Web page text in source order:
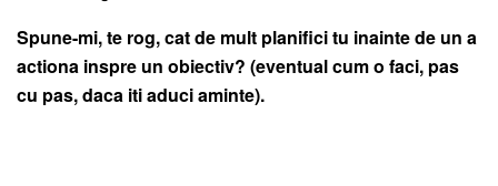
Spune-mi, te rog, cat de mult planifici tu inainte de un a
actiona inspre un obiectiv? (eventual cum o faci, pas
cu pas, daca iti aduci aminte).